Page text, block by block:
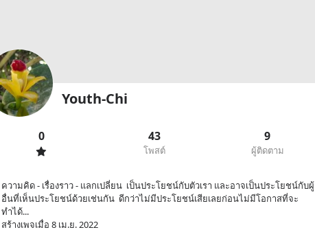
Youth-Chi
0 43
โพสต์
9
ผู้ติดตาม
ความคิด - เรื่องราว - แลกเปลี่ยน  เป็นประโยชน์กับตัวเรา และอาจเป็นประโยชน์กับผู้
อื่นที่เห็นประโยชน์ด้วยเช่นกัน  ดีกว่าไม่มีประโยชน์เสียเลยก่อนไม่มีโอกาสที่จะ
ทำได้...
สร้างเพจเมื่อ 8 เม.ย. 2022